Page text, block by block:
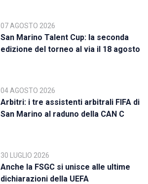
07 AGOSTO 2026
San Marino Talent Cup: la seconda
edizione del torneo al via il 18 agosto
04 AGOSTO 2026
Arbitri: i tre assistenti arbitrali FIFA di
San Marino al raduno della CAN C
30 LUGLIO 2026
Anche la FSGC si unisce alle ultime
dichiarazioni della UEFA